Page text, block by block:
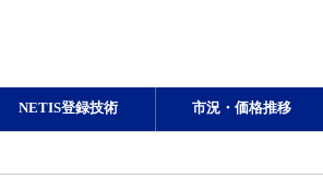
NETIS登録技術 市況・価格推移